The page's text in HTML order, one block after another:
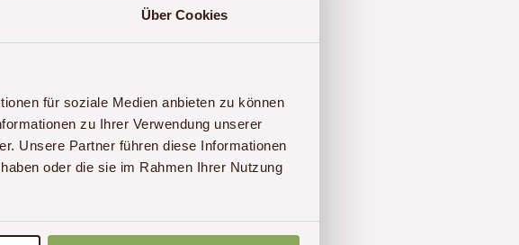
Über Cookies
für soziale Medien anbieten zu können
zu Ihrer Verwendung unserer
Unsere Partner führen diese Informationen
oder die sie im Rahmen Ihrer Nutzung